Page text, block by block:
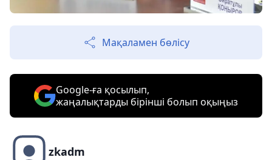
Мақаламен бөлісу
Google-ға қосылып,
жаңалықтарды бірінші болып оқыңыз
zkadm